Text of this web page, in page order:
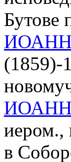
Бутове
ИОАНН
(1859)-
ИОАНН
иером.,
в